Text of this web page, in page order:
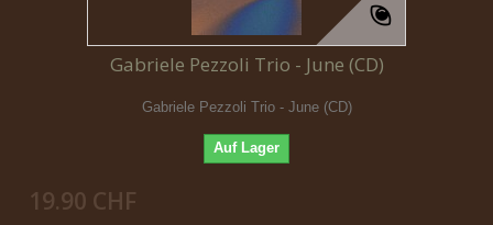
Gabriele Pezzoli Trio - June (CD)
Gabriele Pezzoli Trio - June (CD)
Auf Lager
19.90 CHF